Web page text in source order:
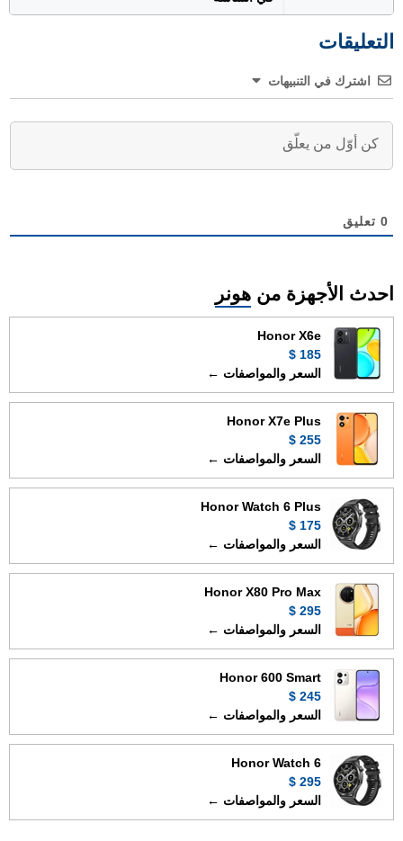
التعليقات
اشترك في التنبيهات
0 تعليق
احدث الأجهزة من هونر
Honor X6e
185 $
السعر والمواصفات ←
Honor X7e Plus
255 $
السعر والمواصفات ←
Honor Watch 6 Plus
175 $
السعر والمواصفات ←
Honor X80 Pro Max
295 $
السعر والمواصفات ←
Honor 600 Smart
245 $
السعر والمواصفات ←
Honor Watch 6
295 $
السعر والمواصفات ←